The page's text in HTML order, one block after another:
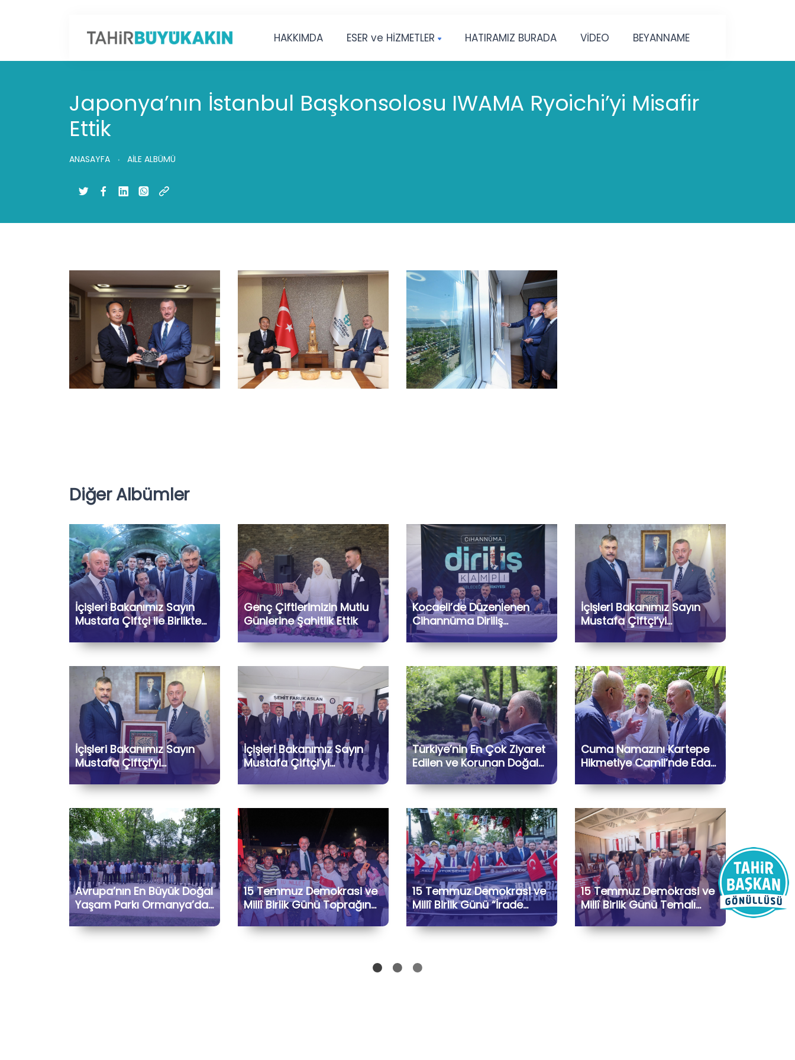
HAKKIMDA ESER ve HİZMETLER HATIRAMIZ BURADA VİDEO BEYANNAME
Japonya’nın İstanbul Başkonsolosu IWAMA Ryoichi’yi Misafir
Ettik
ANASAYFA AİLE ALBÜMÜ
Diğer Albümler
İçişleri Bakanımız Sayın
Mustafa Çiftçi ile Birlikte
FuarParkı’nı Ziyaret Ettik
Genç Çiftlerimizin Mutlu
Günlerine Şahitlik Ettik
Kocaeli’de Düzenlenen
Cihannüma Diriliş
Kampı’na İçişleri
Bakanımız Sayın Mustafa
Kıymetli Gönül
Dostlarımızla Hasbihâl
Ettik
İçişleri Bakanımız Sayın
Mustafa Çiftçi’yi
Belediyemizde
Ağırlamaktan Büyük
İçişleri Bakanımız Sayın
Mustafa Çiftçi’yi
Belediyemizde
Ağırlamaktan Büyük
İçişleri Bakanımız Sayın
Mustafa Çiftçi’yi
Şehrimizde Ağırladık
Türkiye’nin En Çok Ziyaret
Edilen ve Korunan Doğal
Yaşam Parkı
Ormanya’dayız
Cuma Namazını Kartepe
Hikmetiye Camii’nde Eda
Ederek Hemşehrilerimizle
Bir Araya Geldik
Avrupa’nın En Büyük Doğal
Yaşam Parkı Ormanya’da
Kartepe Turizm Dernekleri
ve Bölge İşletmecileriyle
15 Temmuz Demokrasi ve
Millî Birlik Günü Toprağın
Hafızası Programı
15 Temmuz Demokrasi ve
Millî Birlik Günü “İrade
Bizim, Zafer Bizim” Kortej
Yürüyüşü
15 Temmuz Demokrasi ve
Millî Birlik Günü Temalı
Sergiyi Ziyaret Ettik